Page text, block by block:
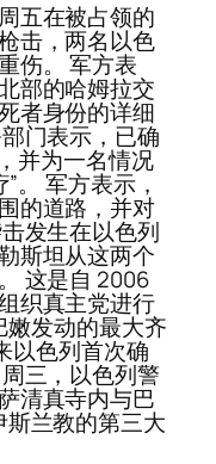
五在被占领的
击，两名以色
伤。 军方表
部的哈姆拉交
者身份的详细
门表示，已确
并为一名情况
。 军方表示，
的道路，并对
发生在以色列
斯坦从这两个
这是自 2006
织真主党进行
嫩发动的最大齐
以色列首次确
三，以色列警
清真寺内与巴
兰教的第三大